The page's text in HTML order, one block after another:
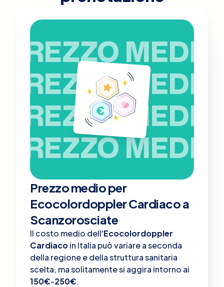
PREZZO MEDIO
PREZZO MEDIO
PREZZO MEDIO
PREZZO MEDIO
Prezzo medio per
Ecocolordoppler Cardiaco a
Scanzorosciate
Il costo medio dell'Ecocolordoppler
Cardiacoin Italia può variare a seconda
della regione e della struttura sanitaria
scelta, ma solitamente si aggira intorno ai
150€-250€.